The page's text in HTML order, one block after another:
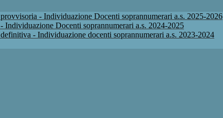
- Individuazione Docenti soprannumerari a.s. 2025-2026
Individuazione Docenti soprannumerari a.s. 2024-2025
- Individuazione docenti soprannumerari a.s. 2023-2024